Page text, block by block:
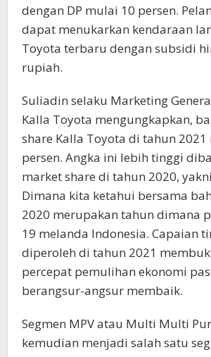
dengan DP mulai 10 persen.
dapat menukarkan kendaraan
Toyota terbaru dengan subsidi
rupiah.
Suliadin selaku Marketing
Kalla Toyota mengungkapkan,
share Kalla Toyota di tahun 2021
persen. Angka ini lebih tinggi
market share di tahun 2020,
Dimana kita ketahui bersama
2020 merupakan tahun dimana
19 melanda Indonesia. Capaian
diperoleh di tahun 2021
percepat pemulihan ekonomi
berangsur-angsur membaik.
Segmen MPV atau Multi Multi
kemudian menjadi salah satu